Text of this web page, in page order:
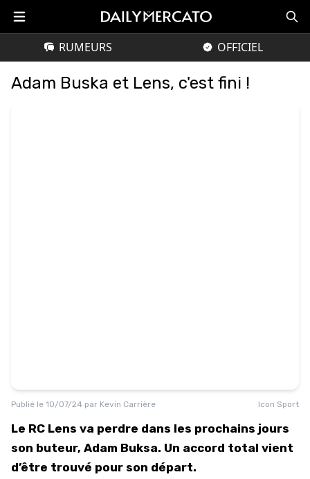
RUMEURS OFFICIEL
Adam Buska et Lens, c'est fini !
Publié le 10/07/24 par Kevin Carrière Icon Sport
Le RC Lens va perdre dans les prochains jours
son buteur, Adam Buksa. Un accord total vient
d’être trouvé pour son départ.